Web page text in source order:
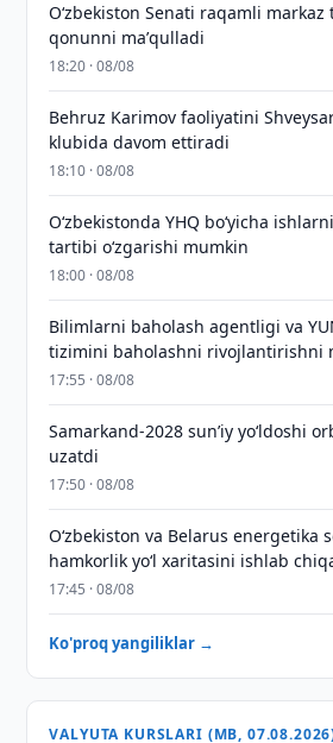
Oʻzbekiston Senati raqamli markaz
qonunni maʼqulladi
18:20 · 08/08
Behruz Karimov faoliyatini
klubida davom ettiradi
18:10 · 08/08
O‘zbekistonda YHQ bo‘yicha
tartibi o‘zgarishi mumkin
18:00 · 08/08
Bilimlarni baholash agentligi va
tizimini baholashni rivojlantirishni
17:55 · 08/08
Samarkand-2028 sunʼiy yo‘ldoshi
uzatdi
17:50 · 08/08
Oʻzbekiston va Belarus energetika
hamkorlik yoʻl xaritasini ishlab
17:45 · 08/08
Ko'proq yangiliklar →
VALYUTA KURSLARI (MB,